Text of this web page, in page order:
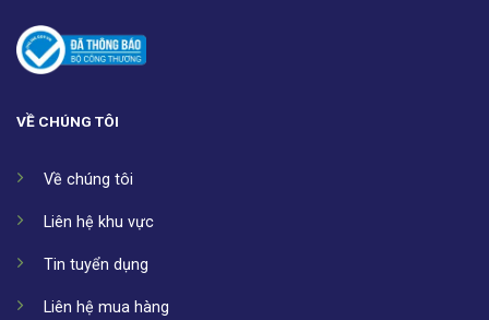
VỀ CHÚNG TÔI
Về chúng tôi
Liên hệ khu vực
Tin tuyển dụng
Liên hệ mua hàng